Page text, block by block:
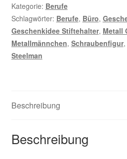
Kategorie: Berufe
Schlagwörter: Berufe, Büro,
Geschenkidee Stiftehalter, Metall
Metallmännchen, Schraubenfigur,
Steelman
Beschreibung
Beschreibung